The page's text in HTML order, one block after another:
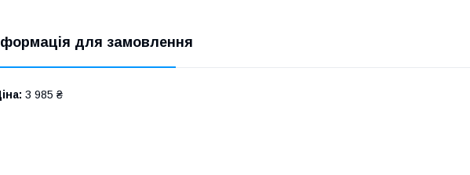
для замовлення
3 985 ₴